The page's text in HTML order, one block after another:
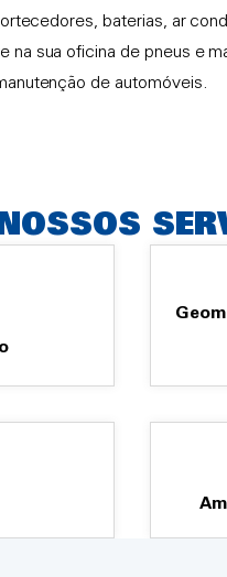
baterias, ar
na sua oficina de pneus e
de automóveis.